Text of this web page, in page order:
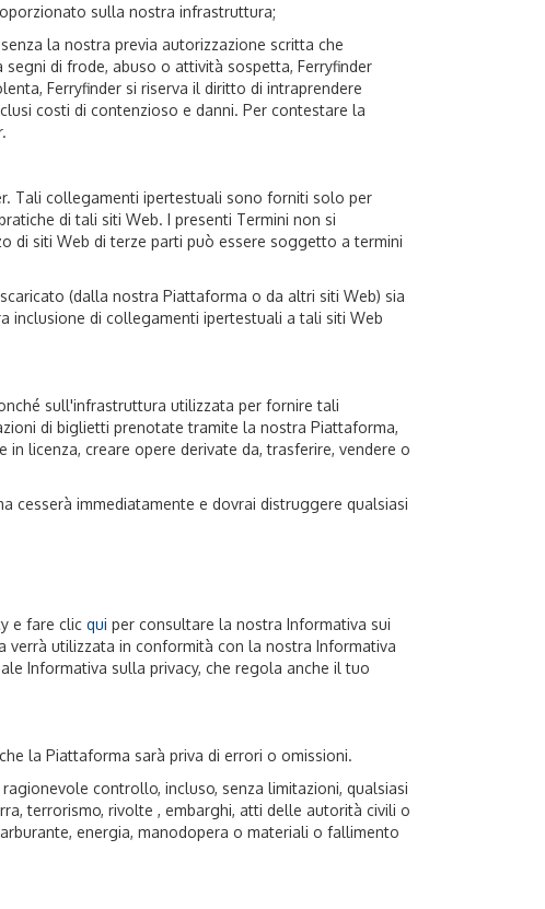
sulla nostra infrastruttura;
la nostra previa autorizzazione scritta che
di frode, abuso o attività sospetta, Ferryfinder
Ferryfinder si riserva il diritto di intraprendere
costi di contenzioso e danni. Per contestare la
Tali collegamenti ipertestuali sono forniti solo per
di tali siti Web. I presenti Termini non si
di siti Web di terze parti può essere soggetto a termini
(dalla nostra Piattaforma o da altri siti Web) sia
inclusione di collegamenti ipertestuali a tali siti Web
sull'infrastruttura utilizzata per fornire tali
di biglietti prenotate tramite la nostra Piattaforma,
licenza, creare opere derivate da, trasferire, vendere o
cesserà immediatamente e dovrai distruggere qualsiasi
e fare clic qui per consultare la nostra Informativa sui
utilizzata in conformità con la nostra Informativa
Informativa sulla privacy, che regola anche il tuo
la Piattaforma sarà priva di errori o omissioni.
controllo, incluso, senza limitazioni, qualsiasi
terrorismo, rivolte , embarghi, atti delle autorità civili o
energia, manodopera o materiali o fallimento